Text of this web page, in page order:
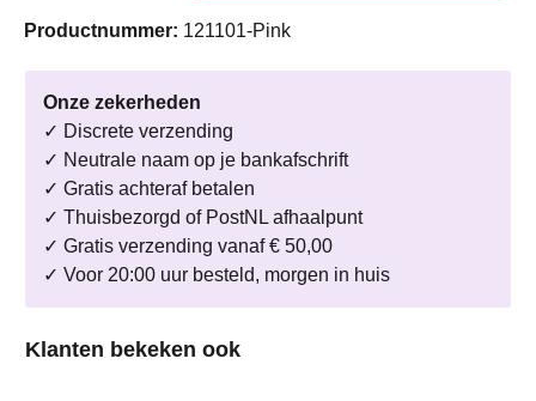
Productnummer: 121101-Pink
Onze zekerheden
✓ Discrete verzending
✓ Neutrale naam op je bankafschrift
✓ Gratis achteraf betalen
✓ Thuisbezorgd of PostNL afhaalpunt
✓ Gratis verzending vanaf € 50,00
✓ Voor 20:00 uur besteld, morgen in huis
Productgalerij overslaan
Klanten bekeken ook